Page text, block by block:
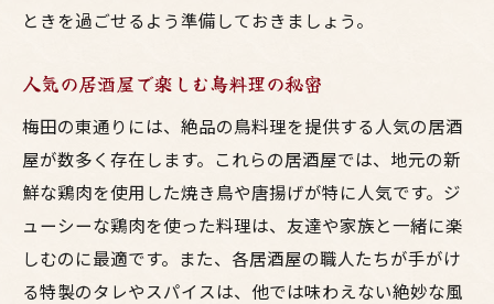
ときを過ごせるよう準備しておきましょう。
人気の居酒屋で楽しむ鳥料理の秘密
梅田の東通りには、絶品の鳥料理を提供する人気の居酒
屋が数多く存在します。これらの居酒屋では、地元の新
鮮な鶏肉を使用した焼き鳥や唐揚げが特に人気です。ジ
ューシーな鶏肉を使った料理は、友達や家族と一緒に楽
しむのに最適です。また、各居酒屋の職人たちが手がけ
る特製のタレやスパイスは、他では味わえない絶妙な風